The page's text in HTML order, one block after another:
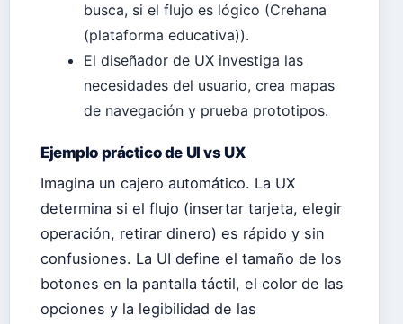
busca, si el flujo es lógico (Crehana
(plataforma educativa)).
El diseñador de UX investiga las
necesidades del usuario, crea mapas
de navegación y prueba prototipos.
Ejemplo práctico de UI vs UX
Imagina un cajero automático. La UX
determina si el flujo (insertar tarjeta, elegir
operación, retirar dinero) es rápido y sin
confusiones. La UI define el tamaño de los
botones en la pantalla táctil, el color de las
opciones y la legibilidad de las